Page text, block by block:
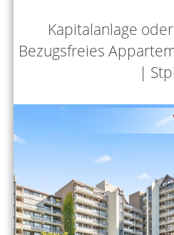
Kapitalanlage
Bezugsfreies
|